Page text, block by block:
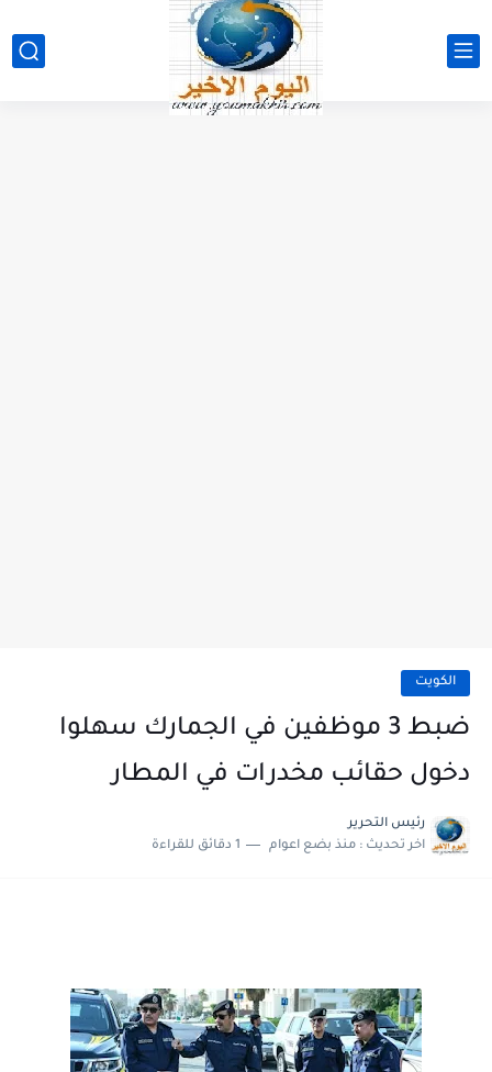
الكويت
ضبط 3 موظفين في الجمارك سهلوا
دخول حقائب مخدرات في المطار
رئيس التحرير
اخر تحديث : منذ بضع اعوام 1 دقائق للقراءة